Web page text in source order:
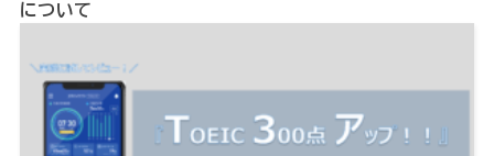
について